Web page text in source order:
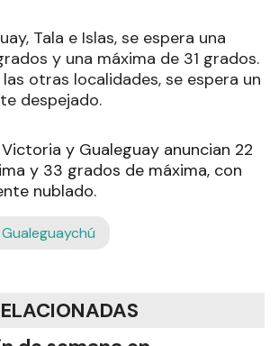
Tala e Islas, se espera una
y una máxima de 31 grados.
otras localidades, se espera un
despejado.
y Gualeguay anuncian 22
y 33 grados de máxima, con
nublado.
Gualeguaychú